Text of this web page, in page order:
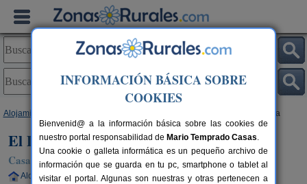
Alojamientos > El Duende del Omaña
El Duende del Omaña
Casa Rural en La Utrera (León)
Alquiler completo 4+2 plazas 40 km de León
INFORMACIÓN BÁSICA SOBRE
COOKIES
Bienvenid@ a la información básica sobre las cookies de
nuestro portal responsabilidad de Mario Temprado Casas.
Una cookie o galleta informática es un pequeño archivo de
información que se guarda en tu pc, smartphone o tablet al
visitar el portal. Algunas son nuestras y otras pertenecen a